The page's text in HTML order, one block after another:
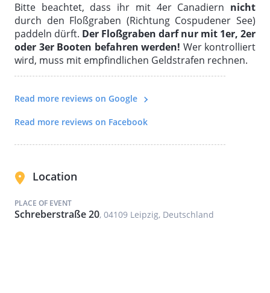
Bitte beachtet, dass ihr mit 4er Canadiern nicht
durch den Floßgraben (Richtung Cospudener See)
paddeln dürft. Der Floßgraben darf nur mit 1er, 2er
oder 3er Booten befahren werden! Wer kontrolliert
wird, muss mit empfindlichen Geldstrafen rechnen.
Read more reviews on Google
Read more reviews on Facebook
Location
PLACE OF EVENT
Schreberstraße 20, 04109 Leipzig, Deutschland